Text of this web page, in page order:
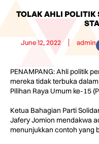
TOLAK AHLI POLITIK
June 12, 2022 admin
PENAMPANG: Ahli politik
mereka tidak terbuka
Pilihan Raya Umum ke-15
Ketua Bahagian Parti
Jafery Jomion mendakwa
menunjukkan contoh yang